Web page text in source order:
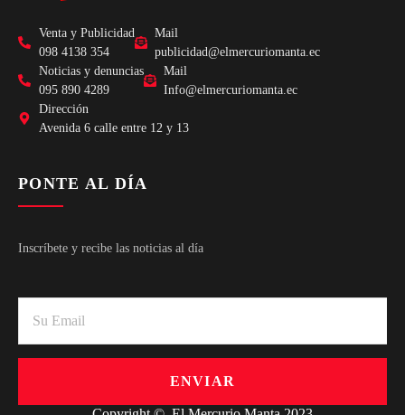
Venta y Publicidad
098 4138 354
Mail
publicidad@elmercuriomanta.ec
Noticias y denuncias
095 890 4289
Mail
Info@elmercuriomanta.ec
Dirección
Avenida 6 calle entre 12 y 13
PONTE AL DÍA
Inscríbete y recibe las noticias al día
ENVIAR